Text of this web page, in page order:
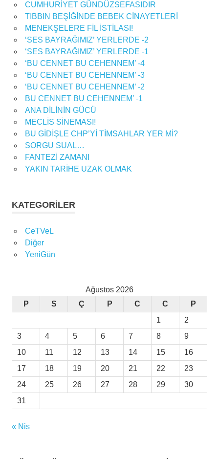
CUMHURİYET GÜNDÜZSEFASIDIR
TIBBIN BEŞİĞİNDE BEBEK CİNAYETLERİ
MENEKŞELERE FİL İSTİLASI!
‘SES BAYRAĞIMIZ’ YERLERDE -2
‘SES BAYRAĞIMIZ’ YERLERDE -1
‘BU CENNET BU CEHENNEM’ -4
‘BU CENNET BU CEHENNEM’ -3
‘BU CENNET BU CEHENNEM’ -2
BU CENNET BU CEHENNEM’ -1
ANA DİLİNİN GÜCÜ
MECLİS SİNEMASI!
BU GİDİŞLE CHP’Yİ TİMSAHLAR YER Mİ?
SORGU SUAL…
FANTEZİ ZAMANI
YAKIN TARİHE UZAK OLMAK
KATEGORILER
CeTVeL
Diğer
YeniGün
Ağustos 2026
P
S Ç P C C
P
1
2
3
4 5 6 7 8
9
10
11 12 13 14 15
16
17
18 19 20 21 22
23
24
25 26 27 28 29
30
31
« Nis